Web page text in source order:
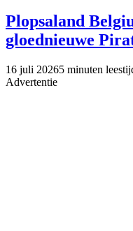
Plopsaland
gloednieuwe
16 juli 20265 minuten
Advertentie